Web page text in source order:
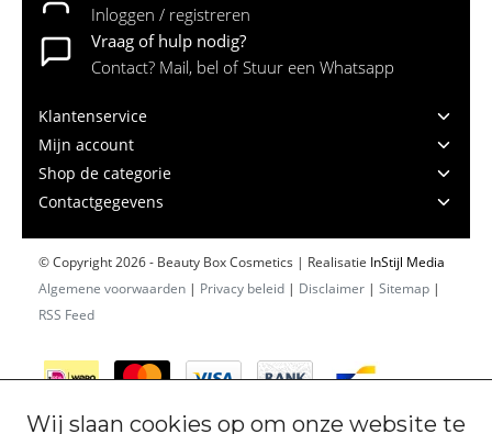
Inloggen / registreren
Vraag of hulp nodig?
Contact? Mail, bel of Stuur een Whatsapp
Klantenservice
Mijn account
Shop de categorie
Contactgegevens
© Copyright 2026 - Beauty Box Cosmetics | Realisatie InStijl Media
Algemene voorwaarden | Privacy beleid | Disclaimer | Sitemap |
RSS Feed
Wij slaan cookies op om onze website te